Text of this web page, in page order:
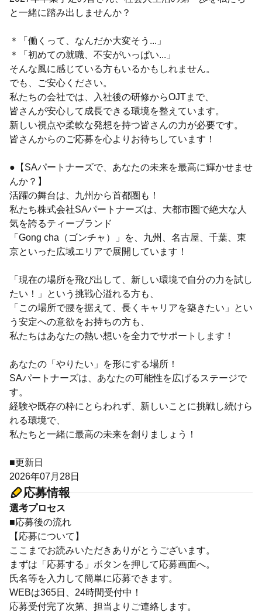
と一緒に踏み出しませんか？
＊「働くって、なんだか大変そう...」
＊「初めての就職、不安がいっぱい...」
そんな風に感じている方もいるかもしれません。
でも、ご安心ください。
私たちの会社では、入社後の研修からOJTまで、
皆さんが安心して成長できる環境を整えています。
新しい視点や柔軟な発想を持つ皆さんの力が必要です。
皆さんからのご応募を心よりお待ちしています！
●【SAパートナーズで、あなたの未来を最高に輝かせませ
んか？】
活躍の舞台は、九州から首都圏も！
私たち株式会社SAパートナーズは、大都市圏で絶大な人
気を誇るティーブランド
「Gong cha（ゴンチャ）」を、九州、名古屋、千葉、東
京といった広域エリアで展開しています！
「現在の場所を飛び出して、新しい環境で自分の力を試し
たい！」という挑戦心溢れる方も、
「この場所で腰を据えて、長くキャリアを築きたい」とい
う安定への意欲をお持ちの方も、
私たちはあなたの熱い想いを全力でサポートします！
あなたの「やりたい」を形にする場所！
SAパートナーズは、あなたの可能性を広げるステージで
す。
経験や既存の枠にとらわれず、新しいことに挑戦し続けら
れる環境で、
私たちと一緒に最高の未来を創りましょう！
■更新日
2026年07月28日
応募情報
選考プロセス
■応募後の流れ
【応募について】
ここまでお読みいただきありがとうございます。
まずは「応募する」ボタンを押して応募画面へ。
氏名等を入力して簡単に応募できます。
WEBは365日、24時間受付中！
応募受付完了次第、担当よりご連絡します。